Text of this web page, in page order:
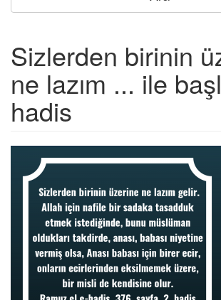
Sizlerden birinin
ne lazım ... ile
hadis